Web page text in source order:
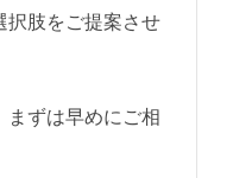
択肢をご提案させ
ずは早めにご相